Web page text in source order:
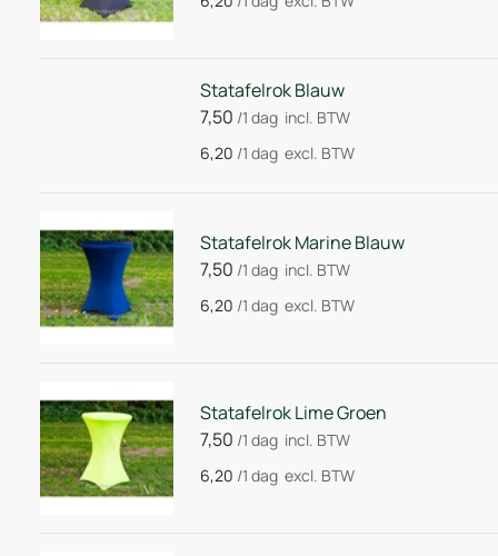
Statafelrok Blauw
7,50 /1 dag incl. BTW
6,20 /1 dag excl. BTW
Statafelrok Marine Blauw
7,50 /1 dag incl. BTW
6,20 /1 dag excl. BTW
Statafelrok Lime Groen
7,50 /1 dag incl. BTW
6,20 /1 dag excl. BTW